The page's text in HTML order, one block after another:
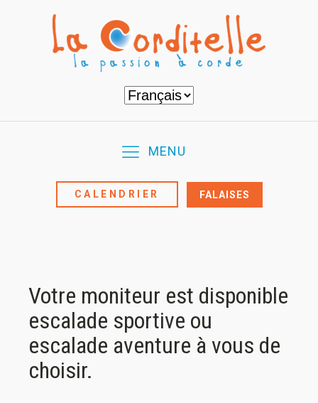
Choisir
une
MENU
CALENDRIER FALAISES
Votre moniteur est disponible
escalade sportive ou
escalade aventure à vous de
choisir.